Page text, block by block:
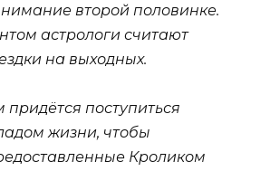
второй половинке.
астрологи считают
на выходных.
придётся поступиться
жизни, чтобы
Кроликом